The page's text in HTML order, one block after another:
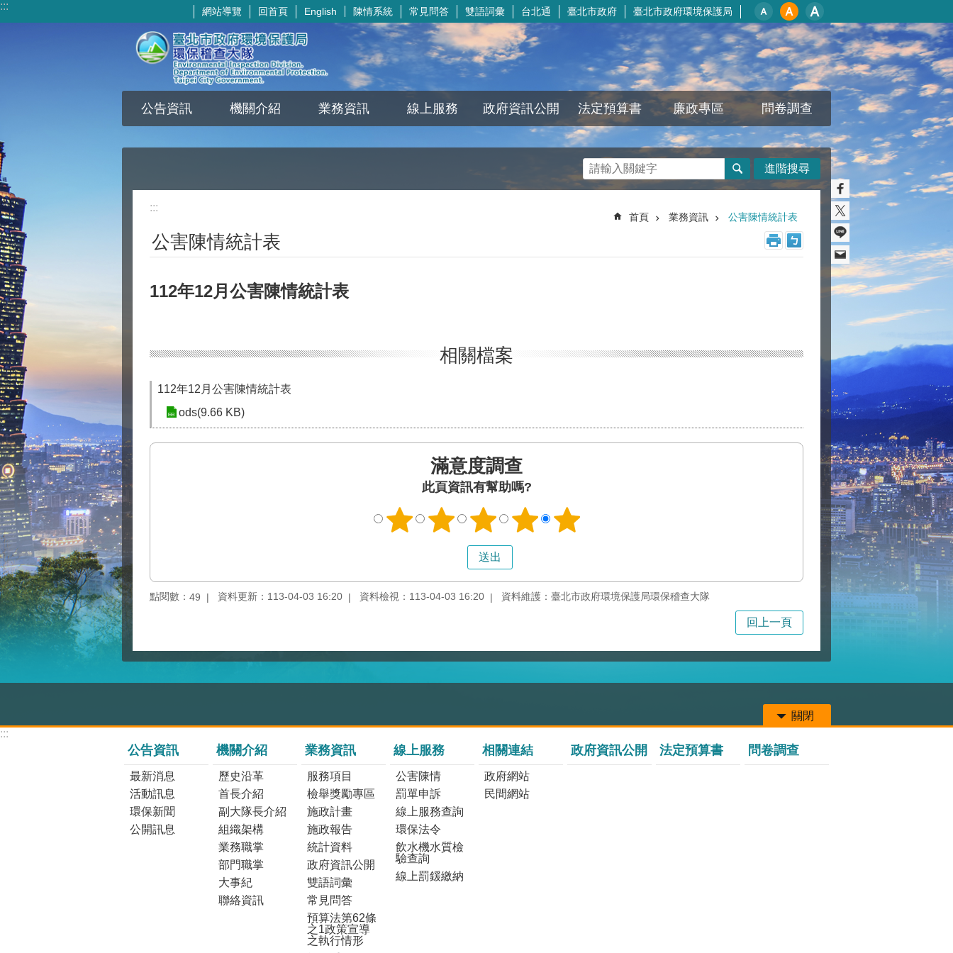
跳到主要內容區塊
::: 網站導覽 回首頁 English 陳情系統 常見問答 雙語詞彙 台北通 臺北市政府 臺北市政府環境保護局
公告資訊 機關介紹 業務資訊 線上服務 政府資訊公開 法定預算書 廉政專區 問卷調查
進階搜尋
:::
首頁 業務資訊 公害陳情統計表
公害陳情統計表
112年12月公害陳情統計表
相關檔案
112年12月公害陳情統計表
ods(9.66 KB)
滿意度調查
此頁資訊有幫助嗎?
點閱數： 49 資料更新：113-04-03 16:20 資料檢視：113-04-03 16:20 資料維護：臺北市政府環境保護局環保稽查大隊
回上一頁
關閉
:::
公告資訊
最新消息
活動訊息
環保新聞
公開訊息
機關介紹
歷史沿革
首長介紹
副大隊長介紹
組織架構
業務職掌
部門職掌
大事紀
聯絡資訊
業務資訊
服務項目
檢舉獎勵專區
施政計畫
施政報告
統計資料
政府資訊公開
雙語詞彙
常見問答
預算法第62條
之1政策宣導
之執行情形
線上服務
公害陳情
罰單申訴
線上服務查詢
環保法令
飲水機水質檢
驗查詢
線上罰鍰繳納
相關連結
政府網站
民間網站
政府資訊公開 法定預算書 問卷調查